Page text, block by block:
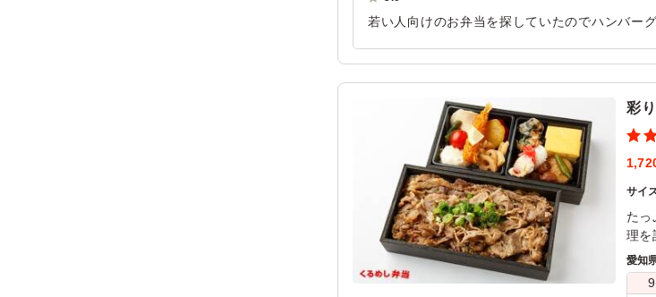
若い人向けのお弁当を探していたのでハンバー
彩
サイ
たっ
理を
愛知